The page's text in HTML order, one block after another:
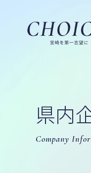
県内
Company